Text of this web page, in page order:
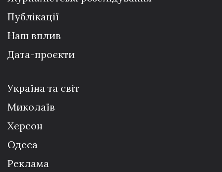
Публікації
Наш вплив
Дата-проєкти
Україна та світ
Миколаїв
Херсон
Одеса
Реклама